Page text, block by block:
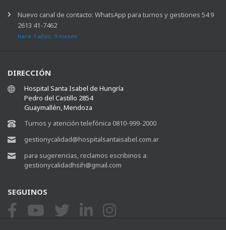
Nuevo canal de contacto: WhatsApp para turnos y gestiones 54 9
2613 41-7462
hace 3 años, 9 meses
DIRECCIÓN
Hospital Santa Isabel de Hungría
Pedro del Castillo 2854
Guaymallén, Mendoza
Turnos y atención telefónica 0810-999-2000
gestionycalidad@hospitalsantaisabel.com.ar
para sugerencias, reclamos escribinos a:
gestionycalidadhsih@gmail.com
SEGUINOS